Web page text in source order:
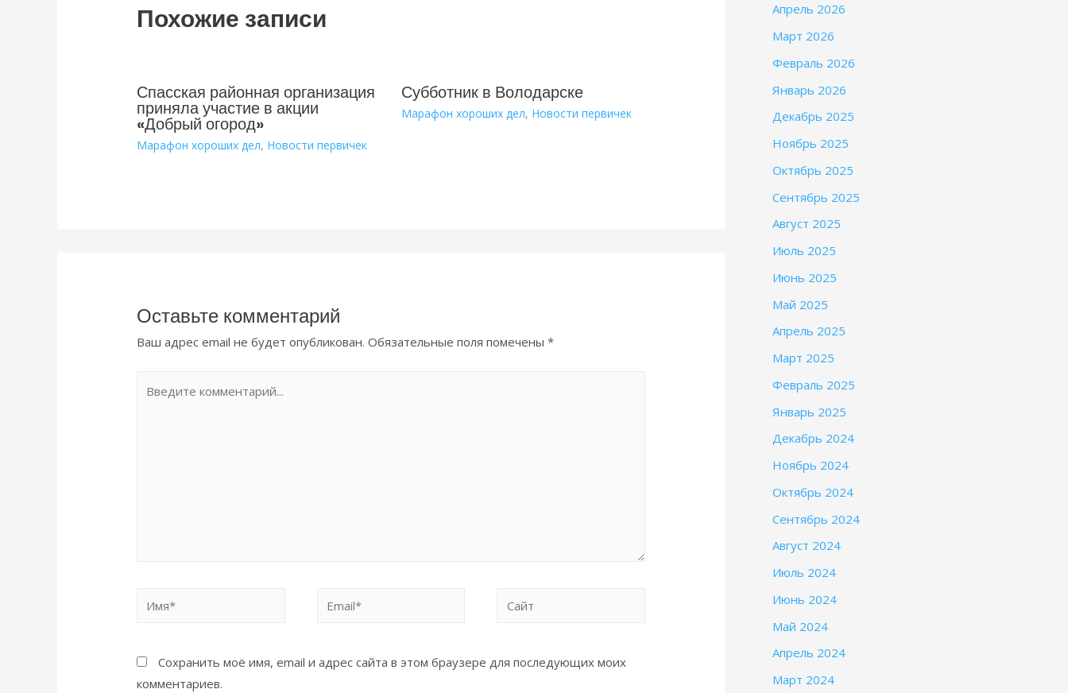
Похожие записи
Спасская районная организация
приняла участие в акции
«Добрый огород»
Марафон хороших дел, Новости первичек
Субботник в Володарске
Марафон хороших дел, Новости первичек
Оставьте комментарий
Ваш адрес email не будет опубликован. Обязательные поля помечены*
комментарий...
Сохранить моё имя, email и адрес сайта в этом браузере для последующих моих
комментариев.
Апрель 2026
Март 2026
Февраль 2026
Январь 2026
Декабрь 2025
Ноябрь 2025
Октябрь 2025
Сентябрь 2025
Август 2025
Июль 2025
Июнь 2025
Май 2025
Апрель 2025
Март 2025
Февраль 2025
Январь 2025
Декабрь 2024
Ноябрь 2024
Октябрь 2024
Сентябрь 2024
Август 2024
Июль 2024
Июнь 2024
Май 2024
Апрель 2024
Март 2024